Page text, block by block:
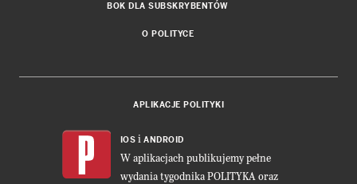
BOK DLA SUBSKRYBENTÓW
O POLITYCE
APLIKACJE POLITYKI
IOS i ANDROID
W aplikacjach publikujemy pełne
wydania tygodnika POLITYKA oraz